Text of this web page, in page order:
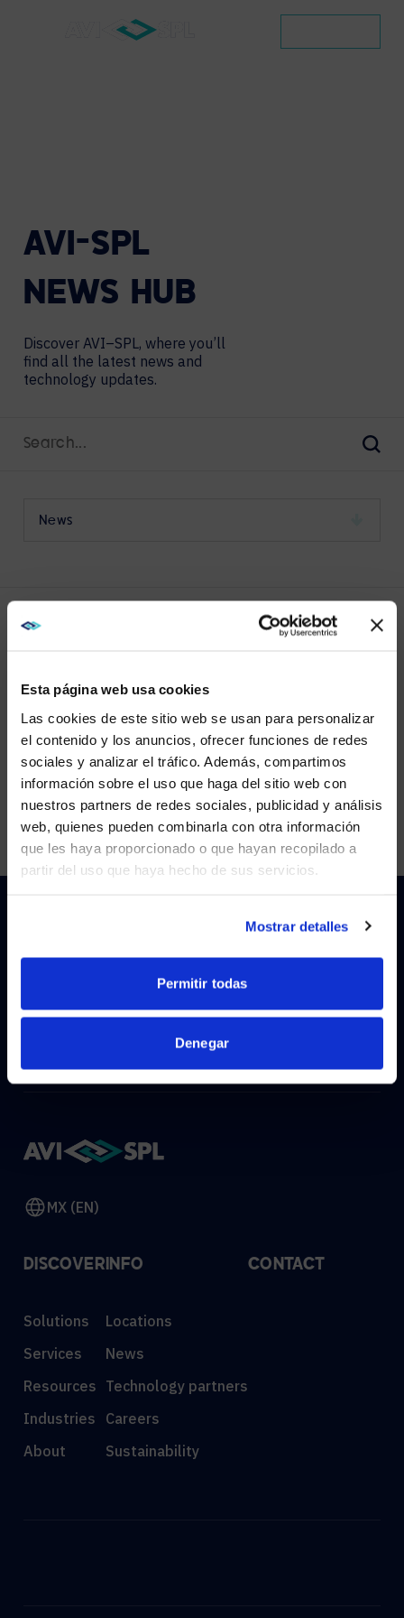
Esta página web usa cookies
Las cookies de este sitio web se usan para personalizar
el contenido y los anuncios, ofrecer funciones de redes
sociales y analizar el tráfico. Además, compartimos
información sobre el uso que haga del sitio web con
nuestros partners de redes sociales, publicidad y análisis
web, quienes pueden combinarla con otra información
que les haya proporcionado o que hayan recopilado a
partir del uso que haya hecho de sus servicios.
Mostrar detalles
Permitir todas
Denegar
AVI-SPL
NEWS HUB
Discover AVI–SPL, where you’ll
find all the latest news and
technology updates.
to
view
VIEW MORE
HOW CAN WE HELP?
MX (EN)
DISCOVER
Solutions
Services
Resources
Industries
About
INFO
Locations
News
Technology partners
Careers
Sustainability
CONTACT
WE NOTICED YOU'RE IN USA.
instead?
YES, TAKE ME THERE
NO, STAY ON THIS SITE